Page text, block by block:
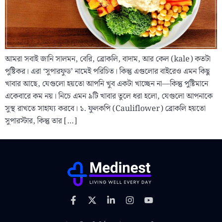
আমরা সবাই জানি সালমন, বেরি, ব্রোকলি, বাদাম, আর কেল (kale) কতটা
পুষ্টিকর। এরা ‘সুপারফুড’ নামেই পরিচিত। কিন্তু এগুলোর বাইরেও এমন কিছু
খাবার আছে, যেগুলো হয়তো আপনি খুব একটা খাচ্ছেন না—কিন্তু পুষ্টিমানে
একেবারে কম নয়। নিচে এমন ৯টি খাবার তুলে ধরা হলো, যেগুলো আপনাকে
সুস্থ রাখতে সাহায্য করবে। ১. ফুলকপি (Cauliflower) ব্রোকলি হয়তো
সুপারস্টার, কিন্তু তার […]